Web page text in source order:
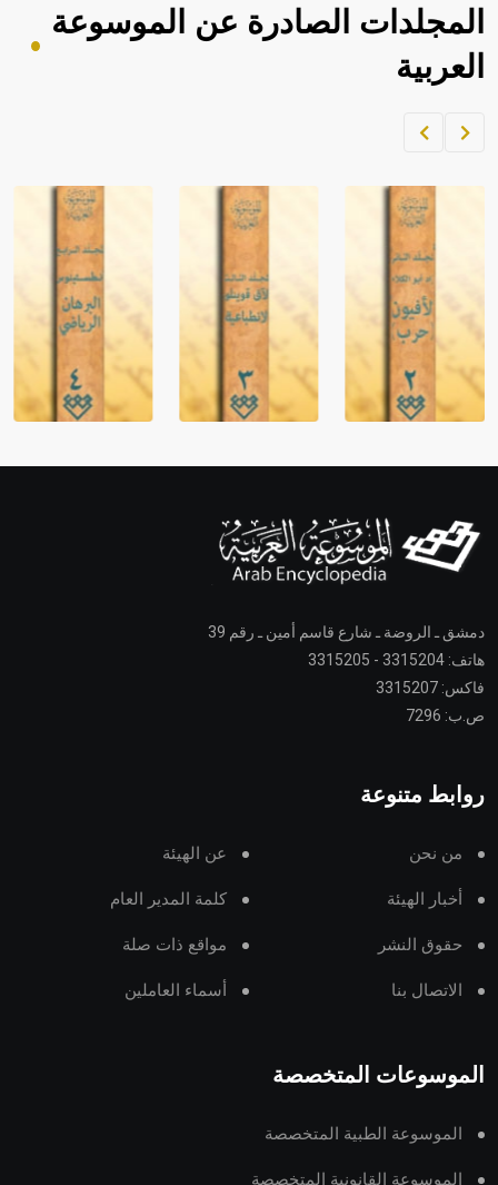
المجلدات الصادرة عن الموسوعة
العربية
دمشق ـ الروضة ـ شارع قاسم أمين ـ رقم 39
هاتف: 3315204 - 3315205
فاكس: 3315207
ص.ب: 7296
روابط متنوعة
من نحن عن الهيئة
أخبار الهيئة كلمة المدير العام
حقوق النشر مواقع ذات صلة
الاتصال بنا أسماء العاملين
الموسوعات المتخصصة
الموسوعة الطبية المتخصصة
الموسوعة القانونية المتخصصة